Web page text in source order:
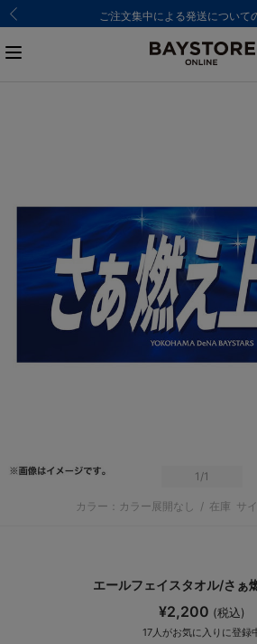
ご注文集中による発送について
1 /1
カラー：カラー展開なし / 在庫 サ
エールフェイスタオル/さぁ
¥2,200 (税込)
17人がお気に入りに登録